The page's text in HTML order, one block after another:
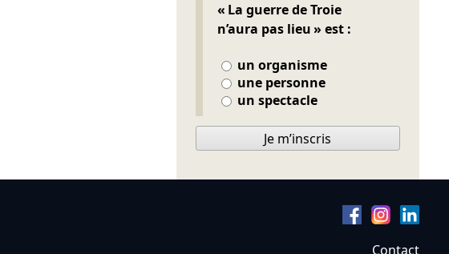
« La guerre de Troie
n’aura pas lieu » est :
un organisme
une personne
un spectacle
Je m’inscris
Contact